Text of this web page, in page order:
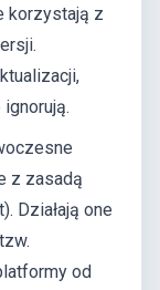
korzystają z
z zasadą
Działają one
od